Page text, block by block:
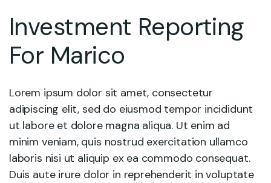
Investment Reporting
For Marico
Lorem ipsum dolor sit amet, consectetur
adipiscing elit, sed do eiusmod tempor incididunt
ut labore et dolore magna aliqua. Ut enim ad
minim veniam, quis nostrud exercitation ullamco
laboris nisi ut aliquip ex ea commodo consequat.
Duis aute irure dolor in reprehenderit in voluptate